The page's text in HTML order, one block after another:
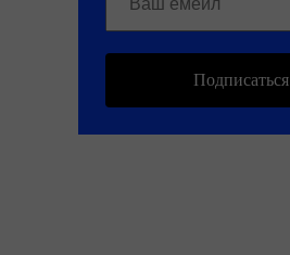
Подписаться